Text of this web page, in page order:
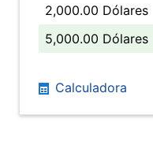
2,000.00 Dólares
5,000.00 Dólares
Calculadora